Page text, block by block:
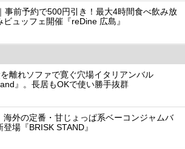
事前予約で500円引き！最大4時間食べ飲み放
ビュッフェ開催『reDine 広島』
離れソファで寛ぐ穴場イタリアンバル
』。長居もOKで使い勝手抜群
海外の定番・甘じょっぱ系ベーコンジャムバ
場『BRISK STAND』